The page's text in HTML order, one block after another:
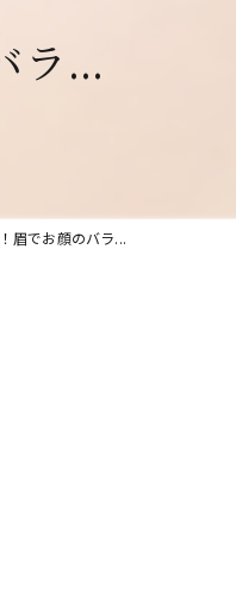
越谷店
ラ...
眉でお顔のバラ...